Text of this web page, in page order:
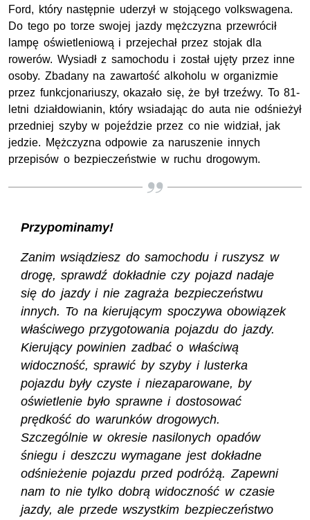
Ford, który następnie uderzył w stojącego volkswagena.
Do tego po torze swojej jazdy mężczyzna przewrócił
lampę oświetleniową i przejechał przez stojak dla
rowerów. Wysiadł z samochodu i został ujęty przez inne
osoby. Zbadany na zawartość alkoholu w organizmie
przez funkcjonariuszy, okazało się, że był trzeźwy. To 81-
letni działdowianin, który wsiadając do auta nie odśnieżył
przedniej szyby w pojeździe przez co nie widział, jak
jedzie. Mężczyzna odpowie za naruszenie innych
przepisów o bezpieczeństwie w ruchu drogowym.
Przypominamy!
Zanim wsiądziesz do samochodu i ruszysz w
drogę, sprawdź dokładnie czy pojazd nadaje
się do jazdy i nie zagraża bezpieczeństwu
innych. To na kierującym spoczywa obowiązek
właściwego przygotowania pojazdu do jazdy.
Kierujący powinien zadbać o właściwą
widoczność, sprawić by szyby i lusterka
pojazdu były czyste i niezaparowane, by
oświetlenie było sprawne i dostosować
prędkość do warunków drogowych.
Szczególnie w okresie nasilonych opadów
śniegu i deszczu wymagane jest dokładne
odśnieżenie pojazdu przed podróżą. Zapewni
nam to nie tylko dobrą widoczność w czasie
jazdy, ale przede wszystkim bezpieczeństwo